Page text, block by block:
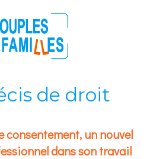
de droit
consentement, un nouvel
dans son travail